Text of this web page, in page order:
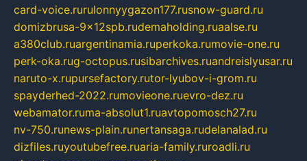
card-voice.rurulonnyygazon177.rusnow-guard.ru
domizbrusa-9x12spb.rudemaholding.ruaalse.ru
a380club.ruargentinamia.ruperkoka.rumovie-one.ru
perk-oka.rug-octopus.rusibarchives.ruandreislyusar.ru
naruto-x.rupursefactory.rutor-lyubov-i-grom.ru
spayderhed-2022.rumovieone.ruevro-dez.ru
webamator.ruma-absolut1.ruavtopomosch27.ru
nv-750.runews-plain.runertansaga.rudelanalad.ru
dizfiles.ruyoutubefree.ruaria-family.ruroadli.ru